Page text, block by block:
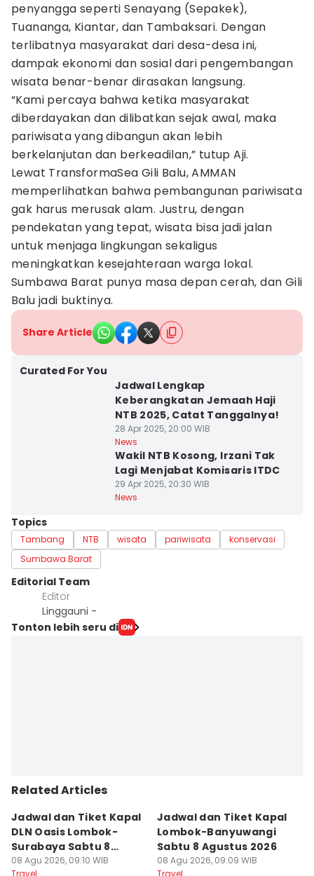
penyangga seperti Senayang (Sepakek),
Tuananga, Kiantar, dan Tambaksari. Dengan
terlibatnya masyarakat dari desa-desa ini,
dampak ekonomi dan sosial dari pengembangan
wisata benar-benar dirasakan langsung.
“Kami percaya bahwa ketika masyarakat
diberdayakan dan dilibatkan sejak awal, maka
pariwisata yang dibangun akan lebih
berkelanjutan dan berkeadilan,” tutup Aji.
Lewat TransformaSea Gili Balu, AMMAN
memperlihatkan bahwa pembangunan pariwisata
gak harus merusak alam. Justru, dengan
pendekatan yang tepat, wisata bisa jadi jalan
untuk menjaga lingkungan sekaligus
meningkatkan kesejahteraan warga lokal.
Sumbawa Barat punya masa depan cerah, dan Gili
Balu jadi buktinya.
Share Article
Curated For You
Jadwal Lengkap
Keberangkatan Jemaah Haji
NTB 2025, Catat Tanggalnya!
28 Apr 2025, 20:00 WIB
News
Wakil NTB Kosong, Irzani Tak
Lagi Menjabat Komisaris ITDC
29 Apr 2025, 20:30 WIB
News
Topics
Tambang NTB wisata pariwisata
konservasi
Sumbawa Barat
Editorial Team
Editor
Linggauni -
Tonton lebih seru di
Related Articles
Jadwal dan Tiket Kapal
DLN Oasis Lombok-
Surabaya Sabtu 8
Agustus 2026
08 Agu 2026, 09:10 WIB
Travel
Jadwal dan Tiket Kapal
Lombok-Banyuwangi
Sabtu 8 Agustus 2026
08 Agu 2026, 09:09 WIB
Travel